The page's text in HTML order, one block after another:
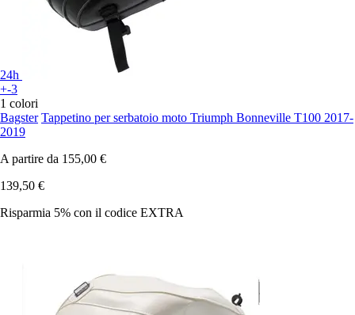
24h
+-3
1 colori
Bagster Tappetino per serbatoio moto Triumph Bonneville T100 2017-
2019
A partire da 155,00 €
139,50 €
Risparmia 5% con il codice EXTRA